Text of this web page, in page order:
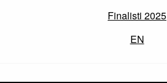
Finalisti 2025
EN